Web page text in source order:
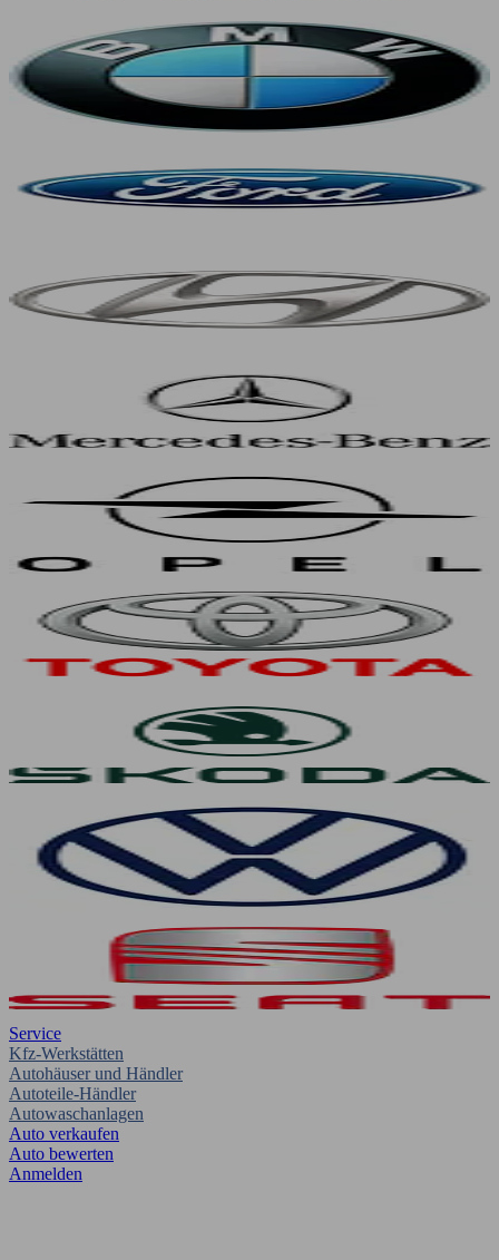
Service
Kfz-Werkstätten
Autohäuser und Händler
Autoteile-Händler
Autowaschanlagen
Auto verkaufen
Auto bewerten
Anmelden